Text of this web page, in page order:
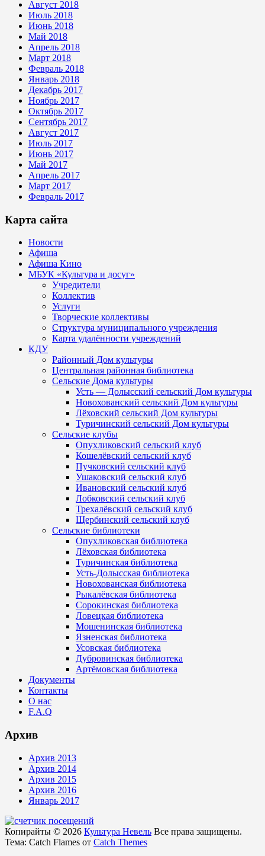
Август 2018
Июль 2018
Июнь 2018
Май 2018
Апрель 2018
Март 2018
Февраль 2018
Январь 2018
Декабрь 2017
Ноябрь 2017
Октябрь 2017
Сентябрь 2017
Август 2017
Июль 2017
Июнь 2017
Май 2017
Апрель 2017
Март 2017
Февраль 2017
Карта сайта
Новости
Афиша
Афиша Кино
МБУК «Культура и досуг»
Учредители
Коллектив
Услуги
Творческие коллективы
Структура муниципального учреждения
Карта удалённости учреждений
КДУ
Районный Дом культуры
Центральная районная библиотека
Сельские Дома культуры
Усть — Долысский сельский Дом культуры
Новохованский сельский Дом культуры
Лёховский сельский Дом культуры
Туричинский сельский Дом культуры
Сельские клубы
Опухликовский сельский клуб
Кошелёвский сельский клуб
Пучковский сельский клуб
Ушаковский сельский клуб
Ивановский сельский клуб
Лобковский сельский клуб
Трехалёвский сельский клуб
Щербинский сельский клуб
Сельские библиотеки
Опухликовская библиотека
Лёховская библиотека
Туричинская библиотека
Усть-Долысская библиотека
Новохованская библиотека
Рыкалёвская библиотека
Сорокинская библиотека
Ловецкая библиотека
Мошенинская библиотека
Язненская библиотека
Усовская библиотека
Дубровинская библиотека
Артёмовская библиотека
Документы
Контакты
О нас
F.A.Q
Архив
Архив 2013
Архив 2014
Архив 2015
Архив 2016
Январь 2017
Копирайты © 2026 Культура Невель Все права защищены.
Тема: Catch Flames от Catch Themes